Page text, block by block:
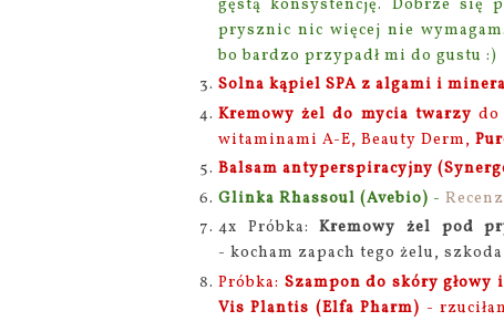
gęstą konsystencję. Dobrze
prysznic nic więcej nie
bo bardzo przypadł mi do gustu :)
Solna kąpiel SPA z algami i
Kremowy żel do mycia twarzy
witaminami A-E, Beauty Derm,
Balsam antyperspiracyjny
Glinka Rhassoul (Avebio) -
4x Próbka:Kremowy żel pod
- kocham zapach tego żelu,
Próbka: Szampon do skóry głowy
Vis Plantis (Elfa Pharm) -